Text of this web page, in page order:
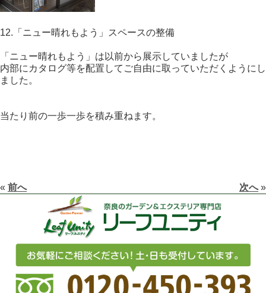
12.「ニュー晴れもよう」スペースの整備
「ニュー晴れもよう」は以前から展示していましたが
内部にカタログ等を配置してご自由に取っていただくようにし
ました。
当たり前の一歩一歩を積み重ねます。
« 前へ 次へ»